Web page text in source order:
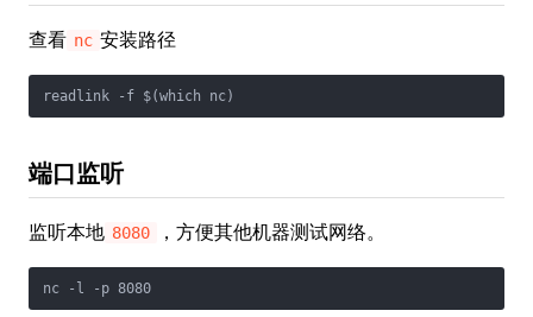
查看 nc 安装路径
readlink -f $(which nc)
端口监听
监听本地 8080 ，方便其他机器测试网络。
nc -l -p 8080